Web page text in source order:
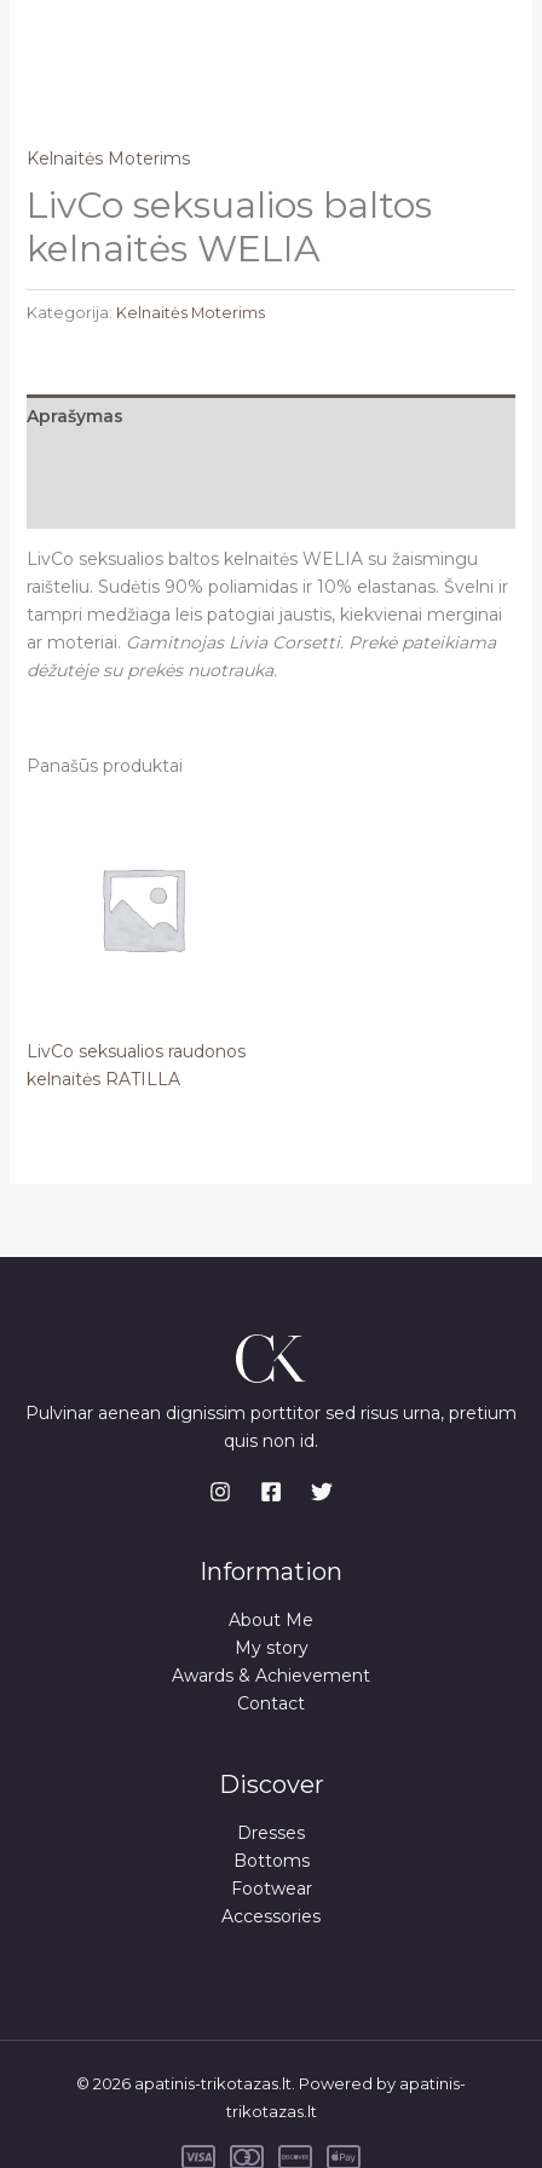
Kelnaitės Moterims
LivCo seksualios baltos
kelnaitės WELIA
Kategorija: Kelnaitės Moterims
Aprašymas
LivCo seksualios baltos kelnaitės WELIA su žaismingu
raišteliu. Sudėtis 90% poliamidas ir 10% elastanas. Švelni ir
tampri medžiaga leis patogiai jaustis, kiekvienai merginai
ar moteriai. Gamitnojas Livia Corsetti. Prekė pateikiama
dėžutėje su prekės nuotrauka.
Panašūs produktai
LivCo seksualios raudonos
kelnaitės RATILLA
Pulvinar aenean dignissim porttitor sed risus urna, pretium
quis non id.
Information
About Me
My story
Awards & Achievement
Contact
Discover
Dresses
Bottoms
Footwear
Accessories
© 2026 apatinis-trikotazas.lt. Powered by apatinis-
trikotazas.lt